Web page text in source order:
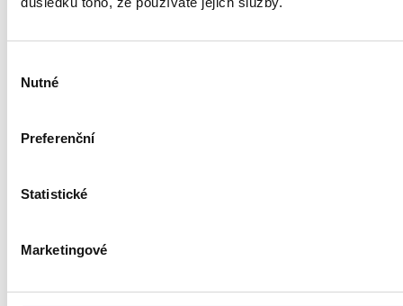
souhlasu
Nutné
Preferenční
Statistické
Marketingové